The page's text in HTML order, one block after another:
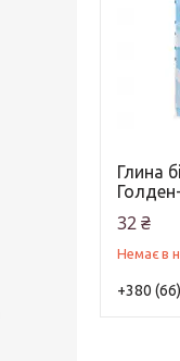
Глина
32 ₴
Немає в
+380